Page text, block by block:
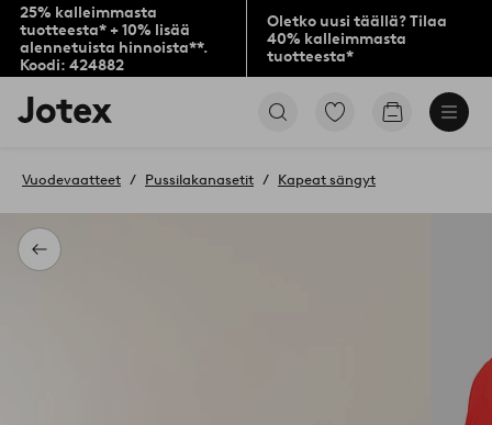
25% kalleimmasta
tuotteesta* + 10% lisää
alennetuista hinnoista**.
Koodi: 424882
Oletko uusi täällä? Tilaa
40% kalleimmasta
tuotteesta*
Jotex-
logo
aloitussivulle
Siirry
Siirry
Takaisin
Vuodevaatteet Pussilakanasetit Kapeat sängyt